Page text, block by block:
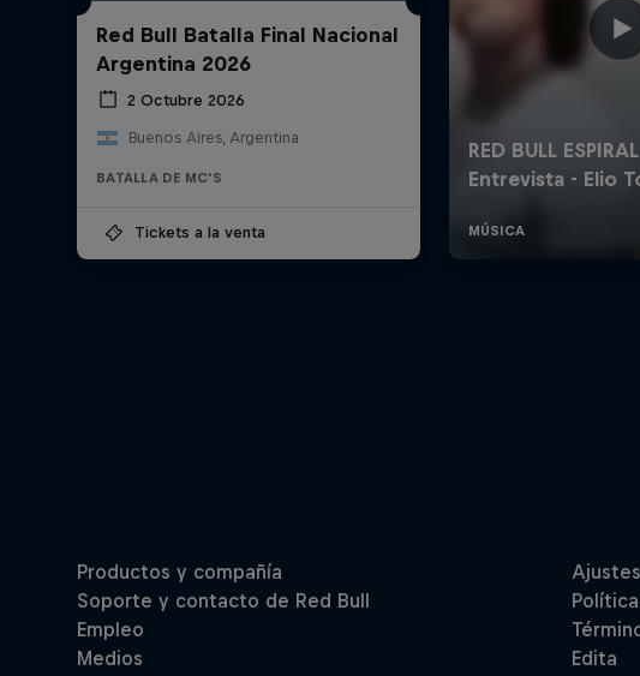
Red Bull Batalla Final Nacional
Argentina 2026
2 Octubre 2026
Buenos Aires, Argentina
BATALLA DE MC'S
Tickets a la venta